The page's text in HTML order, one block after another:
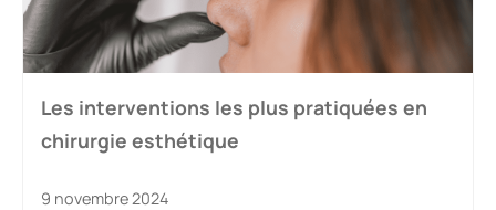
Les interventions les plus pratiquées en
chirurgie esthétique
9 novembre 2024